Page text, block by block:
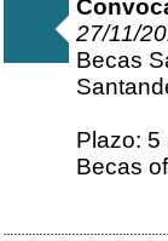
27/11/
Becas
Plazo: 5
Becas